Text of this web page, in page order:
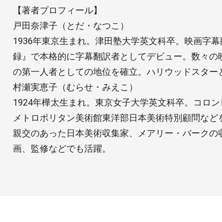
【著者プロフィール】
戸田奈津子（とだ・なつこ）
1936年東京生まれ。津田塾大学英文科卒。映画字
録』で本格的に字幕翻訳者としてデビュー。数々
の第一人者としての地位を確立。ハリウッドスター
村瀬実恵子（むらせ・みえこ）
1924年樺太生まれ。東京女子大学英文科卒。コロ
メトロポリタン美術館東洋部日本美術特別顧問な
親交のあった日本美術収集家、メアリー・バーク
画、監修などでも活躍。